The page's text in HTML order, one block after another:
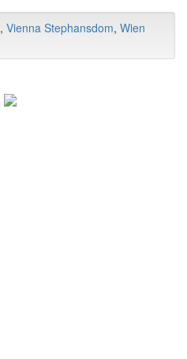
, Vienna Stephansdom, Wien